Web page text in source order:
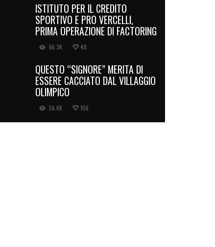
ISTITUTO PER IL CREDITO
SPORTIVO E PRO VERCELLI,
PRIMA OPERAZIONE DI FACTORING
66.3K 48
QUESTO “SIGNORE” MERITA DI
ESSERE CACCIATO DAL VILLAGGIO
OLIMPICO
56.6K 106